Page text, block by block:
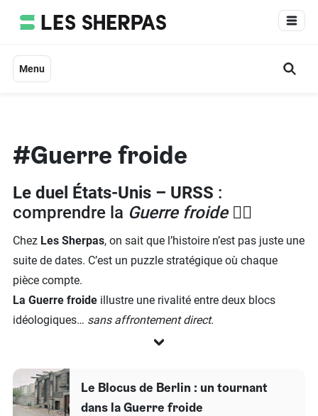
Menu
#Guerre froide
Le duel États-Unis – URSS :
comprendre la Guerre froide🕵️‍♂️
Chez Les Sherpas, on sait que l’histoire n’est pas juste une
suite de dates. C’est un puzzle stratégique où chaque
pièce compte.
La Guerre froide illustre une rivalité entre deux blocs
idéologiques… sans affrontement direct.
Le Blocus de Berlin : un tournant
dans la Guerre froide